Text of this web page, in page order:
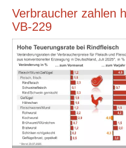
Verbraucher zahlen
VB-229